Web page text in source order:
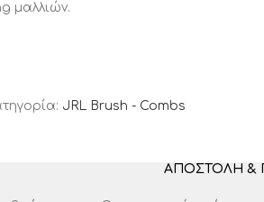
μαλλιών.
JRL Brush - Combs
ΑΠΟΣΤΟΛΉ &